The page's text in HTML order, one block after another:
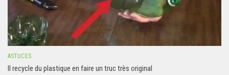
ASTUCES
Il recycle du plastique en faire un truc très original